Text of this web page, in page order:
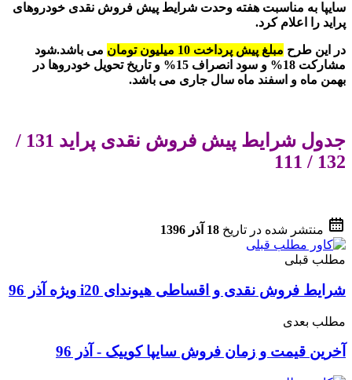
سایپا به مناسبت هفته وحدت شرایط پیش فروش نقدی خودروهای
پراید را اعلام کرد.
در این طرح مبلغ پیش پرداخت 10 میلیون تومان
می باشد.شود
مشارکت 18% و سود انصراف 15% و تاریخ تحویل خودروها در
بهمن ماه و اسفند ماه سال جاری می باشد.
جدول شرایط پیش فروش نقدی پراید 131 /
132 / 111
منتشر شده در تاریخ 18 آذر 1396
مطلب قبلی
شرایط فروش نقدی و اقساطی هیوندای i20 ویژه آذر 96
مطلب بعدی
آخرین قیمت و زمان فروش سایپا کوییک - آذر 96